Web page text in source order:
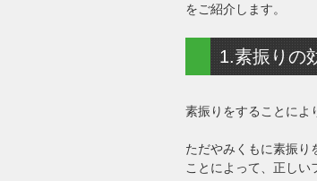
をご紹介します。
1.素振りの
素振りをすることによ
ただやみくもに素振り
ことによって、正しい